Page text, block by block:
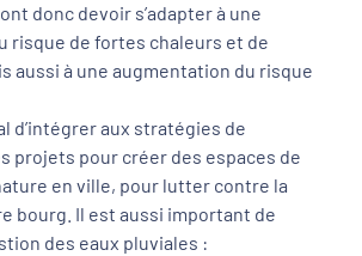
donc devoir s’adapter à une
risque de fortes chaleurs et de
aussi à une augmentation du risque
d’intégrer aux stratégies de
projets pour créer des espaces de
en ville, pour lutter contre la
bourg. Il est aussi important de
des eaux pluviales :